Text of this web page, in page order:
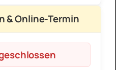
& Online-Termin